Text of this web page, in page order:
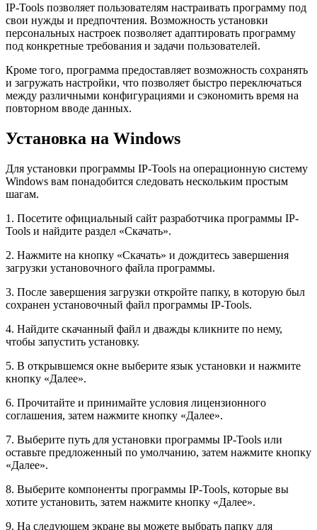
IP-Tools позволяет пользователям настраивать программу под
свои нужды и предпочтения. Возможность установки
персональных настроек позволяет адаптировать программу
под конкретные требования и задачи пользователей.
Кроме того, программа предоставляет возможность сохранять
и загружать настройки, что позволяет быстро переключаться
между различными конфигурациями и сэкономить время на
повторном вводе данных.
Установка на Windows
Для установки программы IP-Tools на операционную систему
Windows вам понадобится следовать нескольким простым
шагам.
1. Посетите официальный сайт разработчика программы IP-
Tools и найдите раздел «Скачать».
2. Нажмите на кнопку «Скачать» и дождитесь завершения
загрузки установочного файла программы.
3. После завершения загрузки откройте папку, в которую был
сохранен установочный файл программы IP-Tools.
4. Найдите скачанный файл и дважды кликните по нему,
чтобы запустить установку.
5. В открывшемся окне выберите язык установки и нажмите
кнопку «Далее».
6. Прочитайте и принимайте условия лицензионного
соглашения, затем нажмите кнопку «Далее».
7. Выберите путь для установки программы IP-Tools или
оставьте предложенный по умолчанию, затем нажмите кнопку
«Далее».
8. Выберите компоненты программы IP-Tools, которые вы
хотите установить, затем нажмите кнопку «Далее».
9. На следующем экране вы можете выбрать папку для